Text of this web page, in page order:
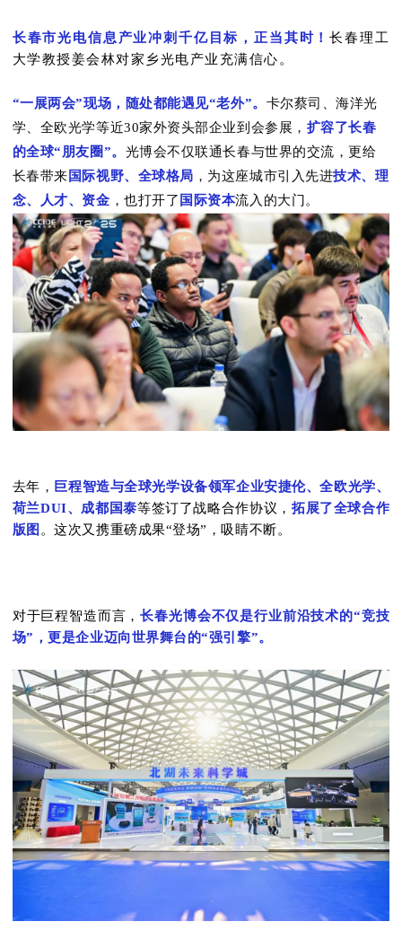
长春市光电信息产业冲刺千亿目标，正当其时！长春理工
大学教授姜会林对家乡光电产业充满信心。
“一展两会”现场，随处都能遇见“老外”。 卡尔蔡司、海洋光
学、全欧光学等近30家外资头部企业到会参展， 扩容了长春
的全球“朋友圈”。 光博会不仅联通长春与世界的交流，更给
长春带来 国际视野、全球格局 ，为这座城市引入先进技术、理
念、人才、资金 ，也打开了 国际资本流入的大门。
去年， 巨程智造与全球光学设备领军企业安捷伦、全欧光学、
荷兰DUI、成都国泰等签订了战略合作协议， 拓展了全球合作
版图 。这次又携重磅成果“登场”，吸睛不断。
对于巨程智造而言，长春光博会不仅是行业前沿技术的“竞技
场”，更是企业迈向世界舞台的“强引擎”。